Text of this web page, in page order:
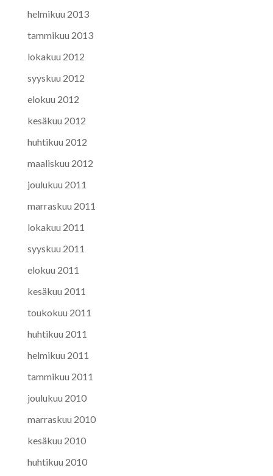
helmikuu 2013
tammikuu 2013
lokakuu 2012
syyskuu 2012
elokuu 2012
kesäkuu 2012
huhtikuu 2012
maaliskuu 2012
joulukuu 2011
marraskuu 2011
lokakuu 2011
syyskuu 2011
elokuu 2011
kesäkuu 2011
toukokuu 2011
huhtikuu 2011
helmikuu 2011
tammikuu 2011
joulukuu 2010
marraskuu 2010
kesäkuu 2010
huhtikuu 2010